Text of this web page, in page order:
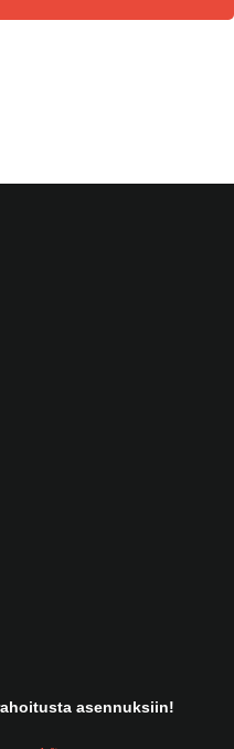
asennuksiin!